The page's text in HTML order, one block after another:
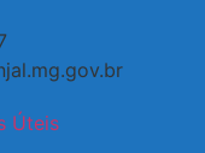
Úteis